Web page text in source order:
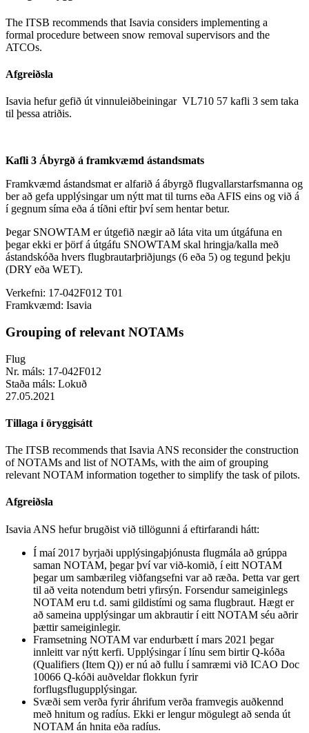
The ITSB recommends that Isavia considers implementing a
formal procedure between snow removal supervisors and the
ATCOs.
Afgreiðsla
Isavia hefur gefið út vinnuleiðbeiningar VL710 57 kafli 3 sem taka
til þessa atriðis.
Kafli 3 Ábyrgð á framkvæmd ástandsmats
Framkvæmd ástandsmat er alfarið á ábyrgð flugvallarstarfsmanna og
ber að gefa upplýsingar um nýtt mat til turns eða AFIS eins og við á
í gegnum síma eða á tíðni eftir því sem hentar betur.
Þegar SNOWTAM er útgefið nægir að láta vita um útgáfuna en
þegar ekki er þörf á útgáfu SNOWTAM skal hringja/kalla með
ástandskóða hvers flugbrautarþriðjungs (6 eða 5) og tegund þekju
(DRY eða WET).
Verkefni: 17-042F012 T01
Framkvæmd: Isavia
Grouping of relevant NOTAMs
Flug
Nr. máls: 17-042F012
Staða máls: Lokuð
27.05.2021
Tillaga í öryggisátt
The ITSB recommends that Isavia ANS reconsider the construction
of NOTAMs and list of NOTAMs, with the aim of grouping
relevant NOTAM information together to simplify the task of pilots.
Afgreiðsla
Isavia ANS hefur brugðist við tillögunni á eftirfarandi hátt:
Í maí 2017 byrjaði upplýsingaþjónusta flugmála að grúppa
saman NOTAM, þegar því var við-komið, í eitt NOTAM
þegar um sambærileg viðfangsefni var að ræða. Þetta var gert
til að veita notendum betri yfirsýn. Forsendur sameiginlegs
NOTAM eru t.d. sami gildistími og sama flugbraut. Hægt er
að sameina upplýsingar um akbrautir í eitt NOTAM séu aðrir
þættir sameiginlegir.
Framsetning NOTAM var endurbætt í mars 2021 þegar
innleitt var nýtt kerfi. Upplýsingar í línu sem birtir Q-kóða
(Qualifiers (Item Q)) er nú að fullu í samræmi við ICAO Doc
10066 Q-kóði auðveldar flokkun fyrir
forflugsflugupplýsingar.
Svæði sem verða fyrir áhrifum verða framvegis auðkennd
með hnitum og radíus. Ekki er lengur mögulegt að senda út
NOTAM án hnita eða radíus.